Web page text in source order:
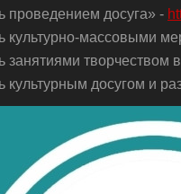
проведением досуга» -
культурно-массовыми
занятиями творчеством
культурным досугом и